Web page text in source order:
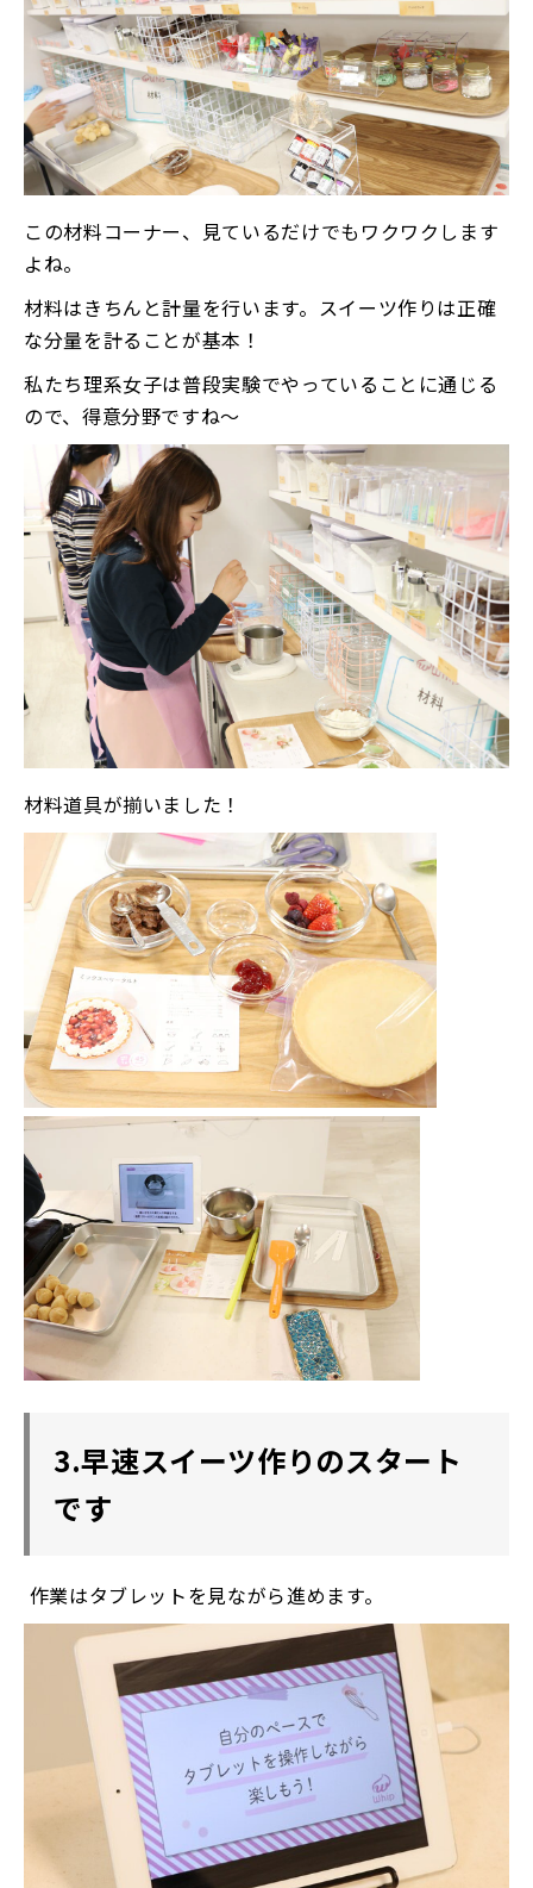
この材料コーナー、見ているだけでもワクワクします
よね。
材料はきちんと計量を行います。スイーツ作りは正確
な分量を計ることが基本！
私たち理系女子は普段実験でやっていることに通じる
ので、得意分野ですね〜
材料道具が揃いました！
3.早速スイーツ作りのスタート
です
作業はタブレットを見ながら進めます。